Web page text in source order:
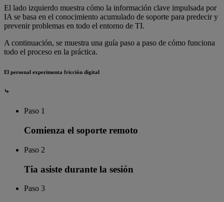
El lado izquierdo muestra cómo la información clave impulsada por
IA se basa en el conocimiento acumulado de soporte para predecir y
prevenir problemas en todo el entorno de TI.
A continuación, se muestra una guía paso a paso de cómo funciona
todo el proceso en la práctica.
El personal experimenta fricción digital
⤷
Paso 1
Comienza el soporte remoto
Paso 2
Tia asiste durante la sesión
Paso 3